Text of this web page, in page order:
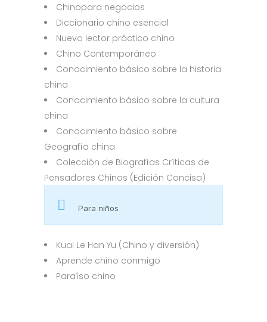
Chinopara negocios
Diccionario chino esencial
Nuevo lector práctico chino
Chino Contemporáneo
Conocimiento básico sobre la historia
china
Conocimiento básico sobre la cultura
china
Conocimiento básico sobre
Geografía china
Colección de Biografías Críticas de
Pensadores Chinos (Edición Concisa)
Para niños
Kuai Le Han Yu (Chino y diversión)
Aprende chino conmigo
Paraíso chino